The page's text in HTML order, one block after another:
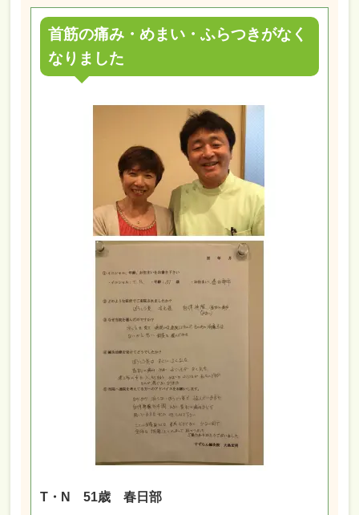
首筋の痛み・めまい・ふらつきがなく
なりました
T・N 51歳 春日部